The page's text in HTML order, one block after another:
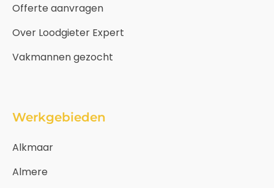
Offerte aanvragen
Over Loodgieter Expert
Vakmannen gezocht
Werkgebieden
Alkmaar
Almere